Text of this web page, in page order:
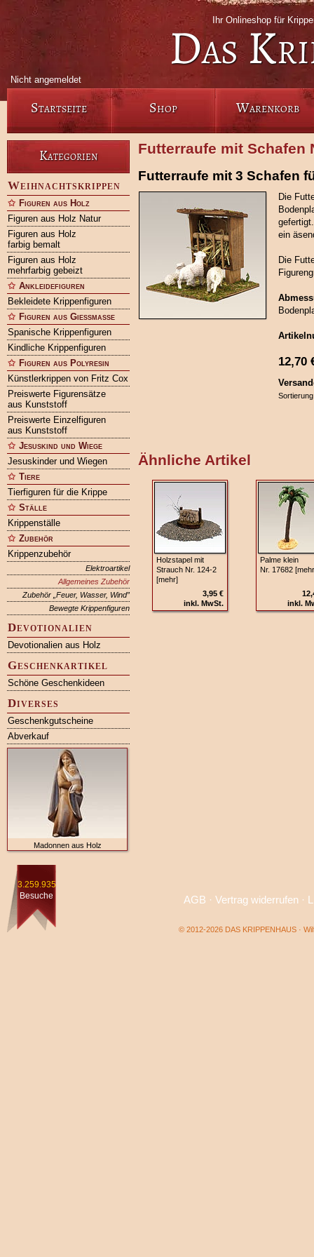
Ihr Onlineshop für
Das
Nicht angemeldet
Startseite Shop Warenkorb
Kategorien
Weihnachtskrippen
Figuren aus Holz
Figuren aus Holz Natur
Figuren aus Holz
farbig bemalt
Figuren aus Holz
mehrfarbig gebeizt
Ankleidefiguren
Bekleidete Krippenfiguren
Figuren aus Gießmasse
Spanische Krippenfiguren
Kindliche Krippenfiguren
Figuren aus Polyresin
Künstlerkrippen von Fritz Cox
Preiswerte Figurensätze
aus Kunststoff
Preiswerte Einzelfiguren
aus Kunststoff
Jesuskind und Wiege
Jesuskinder und Wiegen
Tiere
Tierfiguren für die Krippe
Ställe
Krippenställe
Zubehör
Krippenzubehör
Elektroartikel
Allgemeines Zubehör
Zubehör „Feuer, Wasser, Wind”
Bewegte Krippenfiguren
Devotionalien
Devotionalien aus Holz
Geschenkartikel
Schöne Geschenkideen
Diverses
Geschenkgutscheine
Abverkauf
Madonnen aus Holz
Futterraufe mit Schafen
Futterraufe mit 3 Schafen
Die
ein
Die
12,70
Ähnliche Artikel
Holzstapel mit
Strauch Nr. 124-2
[mehr]
3,95 €
inkl. MwSt.
Palme klein
Nr. 17682
inkl.
3.259.935
Besuche
AGB · Vertrag widerrufen·
© 2012-2026 DAS KRIPPENHAUS ·